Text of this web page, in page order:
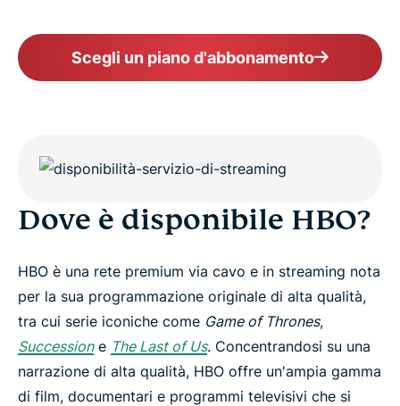
Scegli un piano d'abbonamento
Dove è disponibile HBO?
HBO è una rete premium via cavo e in streaming nota
per la sua programmazione originale di alta qualità,
tra cui serie iconiche come Game of Thrones,
Successione The Last of Us. Concentrandosi su una
narrazione di alta qualità, HBO offre un'ampia gamma
di film, documentari e programmi televisivi che si